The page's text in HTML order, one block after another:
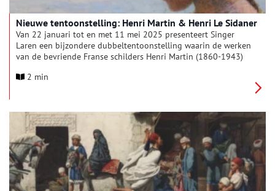
Nieuwe tentoonstelling: Henri Martin & Henri Le Sidaner
Van 22 januari tot en met 11 mei 2025 presenteert Singer
Laren een bijzondere dubbeltentoonstelling waarin de werken
van de bevriende Franse schilders Henri Martin (1860-1943)
tentoonstelling is een unieke samenwerking met de
bezoekers de mogelijkheid om zich volledig onder te
dompelen in de idyllische en intieme wereld van de twee neo-
impressionisten.
2 min